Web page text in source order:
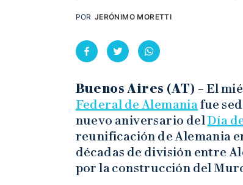
JERÓNIMO MORETTI
POR
Buenos Aires (AT) – El
Federal de Alemaniafue
nuevo aniversario delDía
reunificación de Alemania
décadas de división entre
por la construcción del